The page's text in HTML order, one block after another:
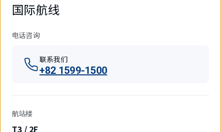
国际航线
电话咨询
联系我们
+82 1599-1500
航站楼
T3 / 2F